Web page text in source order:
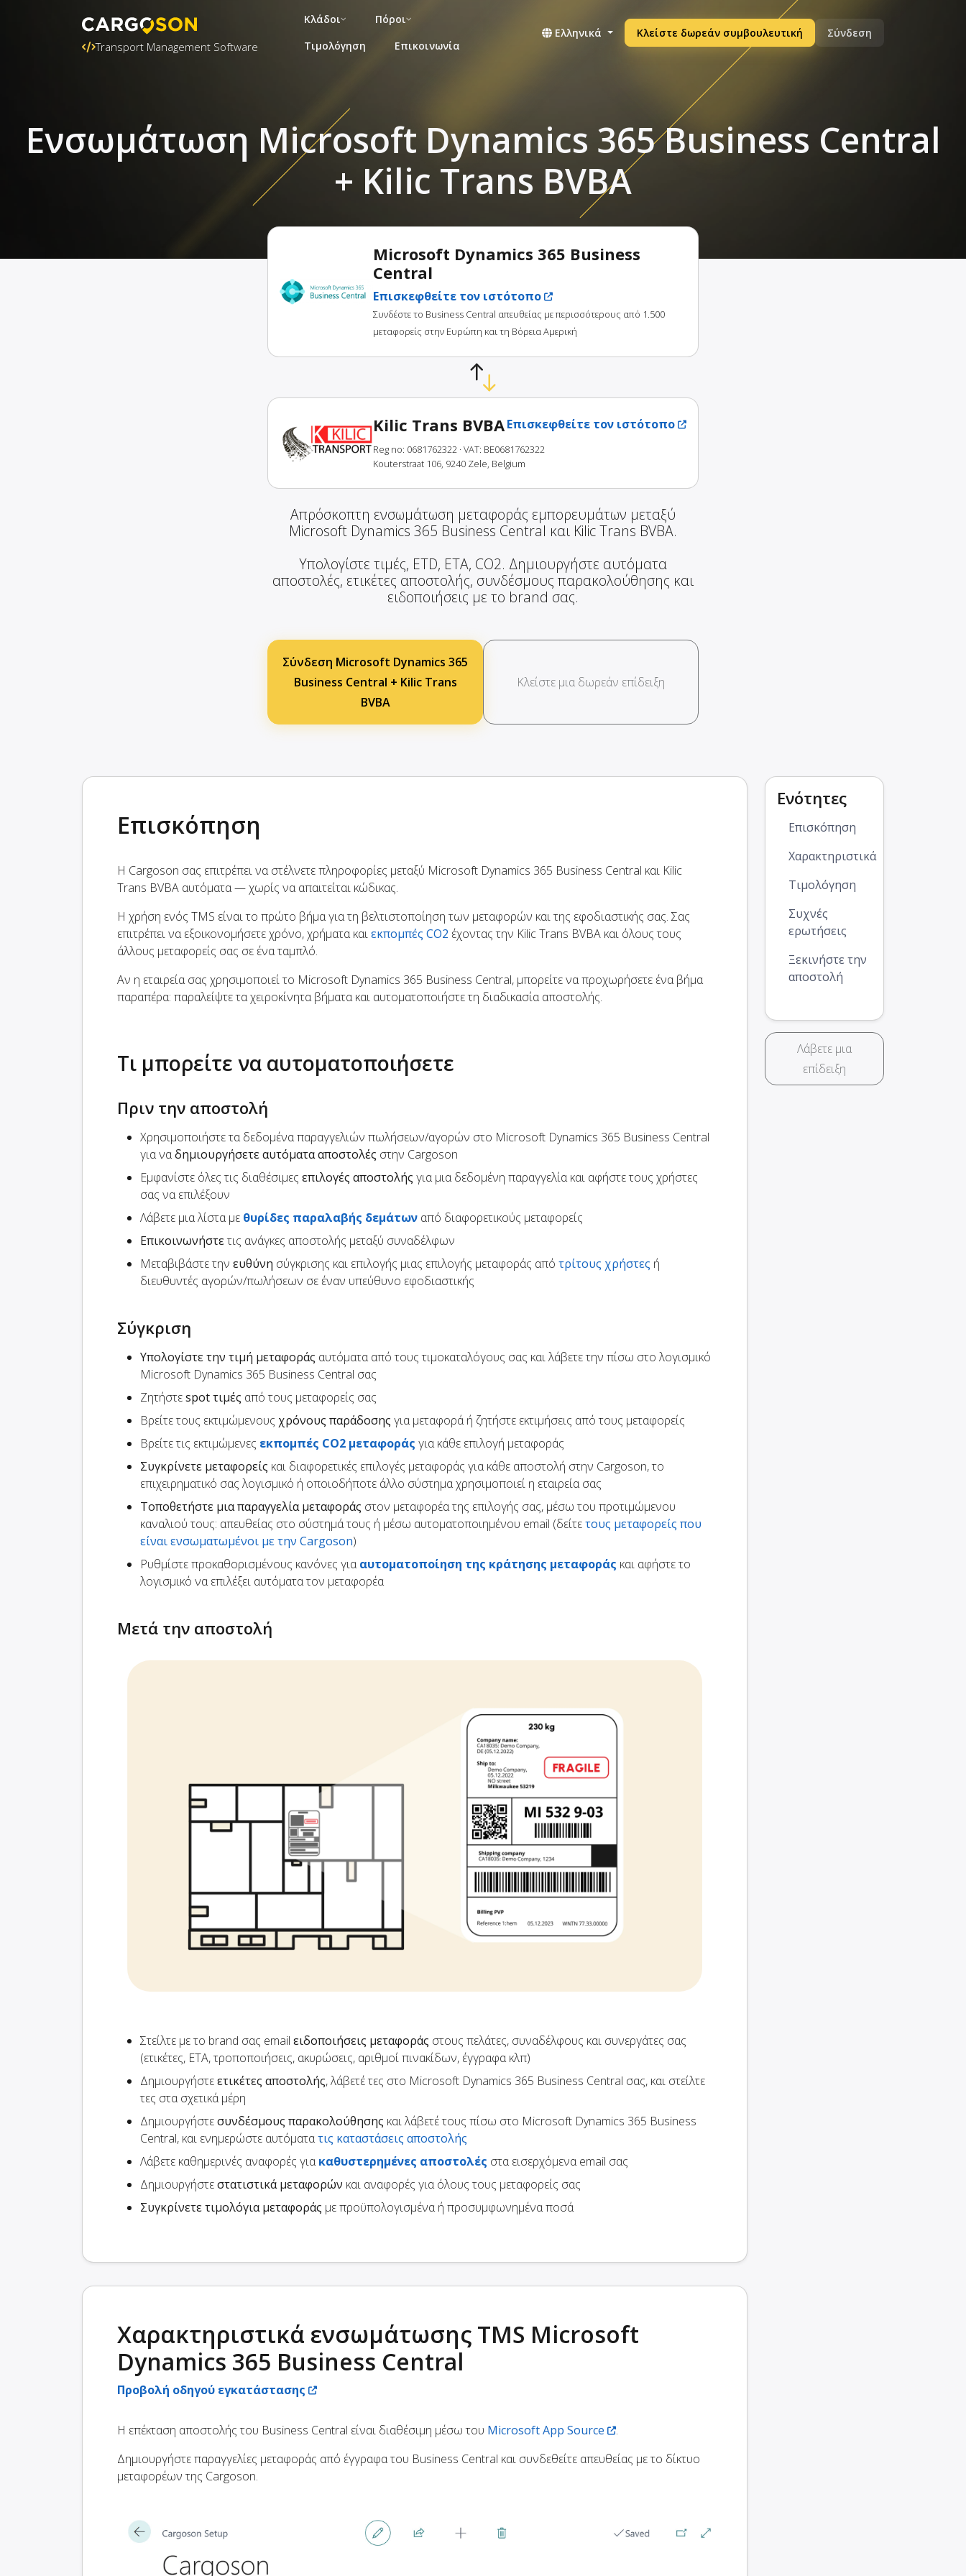
Transport Management Software
Κλάδοι
Πόροι
Τιμολόγηση
Επικοινωνία
Ελληνικά Κλείστε δωρεάν συμβουλευτική Σύνδεση
Ενσωμάτωση Microsoft Dynamics 365 Business Central
+ Kilic Trans BVBA
Microsoft Dynamics 365 Business
Central
Επισκεφθείτε τον ιστότοπο
Συνδέστε το Business Central απευθείας με περισσότερους από 1.500
μεταφορείς στην Ευρώπη και τη Βόρεια Αμερική
Kilic Trans BVBAΕπισκεφθείτε τον ιστότοπο
Reg no: 0681762322 · VAT: BE0681762322
Kouterstraat 106, 9240 Zele, Belgium
Απρόσκοπτη ενσωμάτωση μεταφοράς εμπορευμάτων μεταξύ
Microsoft Dynamics 365 Business Central και Kilic Trans BVBA.
Υπολογίστε τιμές, ETD, ETA, CO2. Δημιουργήστε αυτόματα
αποστολές, ετικέτες αποστολής, συνδέσμους παρακολούθησης και
ειδοποιήσεις με το brand σας.
Σύνδεση Microsoft Dynamics 365
Business Central + Kilic Trans
BVBA
Κλείστε μια δωρεάν επίδειξη
Επισκόπηση
Η Cargoson σας επιτρέπει να στέλνετε πληροφορίες μεταξύ Microsoft Dynamics 365 Business Central και Kilic
Trans BVBA αυτόματα — χωρίς να απαιτείται κώδικας.
Η χρήση ενός TMS είναι το πρώτο βήμα για τη βελτιστοποίηση των μεταφορών και της εφοδιαστικής σας. Σας
επιτρέπει να εξοικονομήσετε χρόνο, χρήματα καιεκπομπές CO2 έχοντας την Kilic Trans BVBA και όλους τους
άλλους μεταφορείς σας σε ένα ταμπλό.
Αν η εταιρεία σας χρησιμοποιεί το Microsoft Dynamics 365 Business Central, μπορείτε να προχωρήσετε ένα βήμα
παραπέρα: παραλείψτε τα χειροκίνητα βήματα και αυτοματοποιήστε τη διαδικασία αποστολής.
Τι μπορείτε να αυτοματοποιήσετε
Πριν την αποστολή
Χρησιμοποιήστε τα δεδομένα παραγγελιών πωλήσεων/αγορών στο Microsoft Dynamics 365 Business Central
για ναδημιουργήσετε αυτόματα αποστολές στην Cargoson
Εμφανίστε όλες τις διαθέσιμες επιλογές αποστολής για μια δεδομένη παραγγελία και αφήστε τους χρήστες
σας να επιλέξουν
Λάβετε μια λίστα με θυρίδες παραλαβής δεμάτων από διαφορετικούς μεταφορείς
Επικοινωνήστετις ανάγκες αποστολής μεταξύ συναδέλφων
Μεταβιβάστε την ευθύνη σύγκρισης και επιλογής μιας επιλογής μεταφοράς από τρίτους χρήστες ή
διευθυντές αγορών/πωλήσεων σε έναν υπεύθυνο εφοδιαστικής
Σύγκριση
Υπολογίστε την τιμή μεταφοράς αυτόματα από τους τιμοκαταλόγους σας και λάβετε την πίσω στο λογισμικό
Microsoft Dynamics 365 Business Central σας
Ζητήστεspot τιμές από τους μεταφορείς σας
Βρείτε τους εκτιμώμενους χρόνους παράδοσης για μεταφορά ή ζητήστε εκτιμήσεις από τους μεταφορείς
Βρείτε τις εκτιμώμενες εκπομπές CO2 μεταφοράς για κάθε επιλογή μεταφοράς
Συγκρίνετε μεταφορείς και διαφορετικές επιλογές μεταφοράς για κάθε αποστολή στην Cargoson, το
επιχειρηματικό σας λογισμικό ή οποιοδήποτε άλλο σύστημα χρησιμοποιεί η εταιρεία σας
Τοποθετήστε μια παραγγελία μεταφοράς στον μεταφορέα της επιλογής σας, μέσω του προτιμώμενου
καναλιού τους: απευθείας στο σύστημά τους ή μέσω αυτοματοποιημένου email (δείτετους μεταφορείς που
είναι ενσωματωμένοι με την Cargoson)
Ρυθμίστε προκαθορισμένους κανόνες γιααυτοματοποίηση της κράτησης μεταφοράς και αφήστε το
λογισμικό να επιλέξει αυτόματα τον μεταφορέα
Μετά την αποστολή
Στείλτε με το brand σας email ειδοποιήσεις μεταφοράς στους πελάτες, συναδέλφους και συνεργάτες σας
(ετικέτες, ETA, τροποποιήσεις, ακυρώσεις, αριθμοί πινακίδων, έγγραφα κλπ)
Δημιουργήστεετικέτες αποστολής, λάβετέ τες στο Microsoft Dynamics 365 Business Central σας, και στείλτε
τες στα σχετικά μέρη
Δημιουργήστεσυνδέσμους παρακολούθησης και λάβετέ τους πίσω στο Microsoft Dynamics 365 Business
Central, και ενημερώστε αυτόματατις καταστάσεις αποστολής
Λάβετε καθημερινές αναφορές γιακαθυστερημένες αποστολές στα εισερχόμενα email σας
Δημιουργήστεστατιστικά μεταφορών και αναφορές για όλους τους μεταφορείς σας
Συγκρίνετε τιμολόγια μεταφοράς με προϋπολογισμένα ή προσυμφωνημένα ποσά
Χαρακτηριστικά ενσωμάτωσης TMS Microsoft
Dynamics 365 Business Central
Προβολή οδηγού εγκατάστασης
Η επέκταση αποστολής του Business Central είναι διαθέσιμη μέσω του Microsoft App Source
.
Δημιουργήστε παραγγελίες μεταφοράς από έγγραφα του Business Central και συνδεθείτε απευθείας με το δίκτυο
μεταφορέων της Cargoson.
Ενότητες
Επισκόπηση
Χαρακτηριστικά
Τιμολόγηση
Συχνές
ερωτήσεις
Ξεκινήστε την
αποστολή
Λάβετε μια
επίδειξη